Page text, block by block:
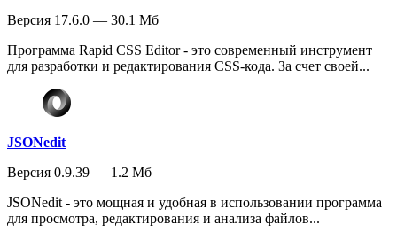
Версия 17.6.0 — 30.1 Мб
Программа Rapid CSS Editor - это современный инструмент
для разработки и редактирования CSS-кода. За счет своей...
JSONedit
Версия 0.9.39 — 1.2 Мб
JSONedit - это мощная и удобная в использовании программа
для просмотра, редактирования и анализа файлов...